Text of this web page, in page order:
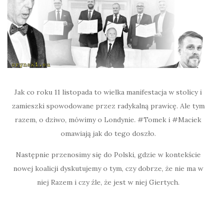
Jak co roku 11 listopada to wielka manifestacja w stolicy i
zamieszki spowodowane przez radykalną prawicę. Ale tym
razem, o dziwo, mówimy o Londynie. #Tomek i #Maciek
omawiają jak do tego doszło.
Następnie przenosimy się do Polski, gdzie w kontekście
nowej koalicji dyskutujemy o tym, czy dobrze, że nie ma w
niej Razem i czy źle, że jest w niej Giertych.